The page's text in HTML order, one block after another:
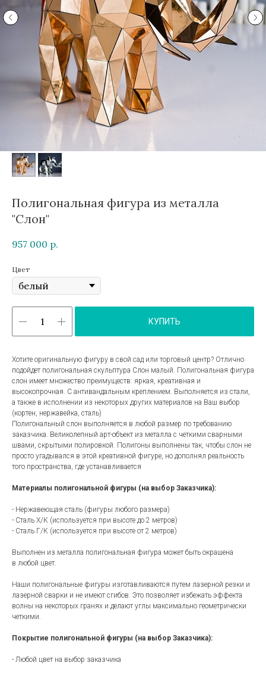
Полигональная фигура из металла
"Слон"
957 000 р.
Цвет
КУПИТЬ
Хотите оригинальную фигуру в свой сад или торговый центр? Отлично
подойдет полигональная скульптура Слон малый. Полигональная фигура
слон имеет множество преимуществ: яркая, креативная и
высокопрочная. С антивандальным креплением. Выполняется из стали,
а также в исполнении из некоторых других материалов на Ваш выбор
(кортен, нержавейка, сталь)
Полигональный слон выполняется в любой размер по требованию
заказчика. Великолепный арт-объект из металла с четкими сварными
швами, скрытыми полировкой. Полигоны выполнены так, чтобы слон не
просто угадывался в этой креативной фигуре, но дополнял реальность
того пространства, где устанавливается
Материалы полигональной фигуры (на выбор Заказчика):
- Нержавеющая сталь (фигуры любого размера)
- Сталь Х/К (используется при высоте до 2 метров)
- Сталь Г/К (используется при высоте от 2 метров)
Выполнен из металла полигональная фигура может быть окрашена
в любой цвет.
Наши полигональные фигуры изготавливаются путем лазерной резки и
лазерной сварки и не имеют сгибов. Это позволяет избежать эффекта
волны на некоторых гранях и делают углы максимально геометрически
четкими.
Покрытие полигональной фигуры (на выбор Заказчика):
- Любой цвет на выбор заказчика